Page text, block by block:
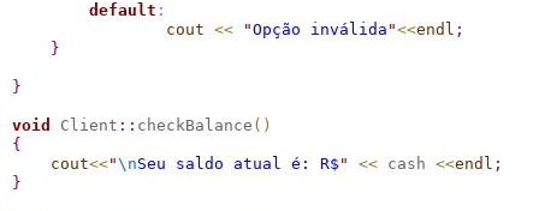
default :
cout << "Opção inválida "<<endl ;
}
}
void Client :: checkBalance ( )
{
cout<<"\nSeu saldo atual é: R$ " << cash <<endl ;
}